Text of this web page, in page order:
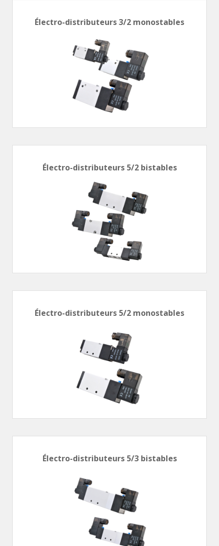
vérins rotatifs
CONTRÔLE DES FLUIDES
Auxiliaires de ligne
Auxiliaires de raccordement
Électrovannes tous fluides
DISTRIBUTEURS
Commande à pédale
Commande manuelle
Commande musculaire
Commande pneumatique
ÉLECTROVANNES DE DÉCOLMATAGE
Électrovannes à jet pulsé
Couteaux pneumatiques
Préhenseurs angulaires
Préhenseurs parallèles
TRAITEMENT D'AIR
Traitements d'air compacts
Électro-distributeurs 3/2 monostables
Électro-distributeurs 5/2 bistables
Électro-distributeurs 5/2 monostables
Électro-distributeurs 5/3 bistables